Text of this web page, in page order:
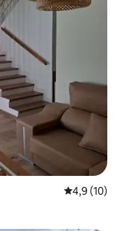
Średnia
4,9 (10)